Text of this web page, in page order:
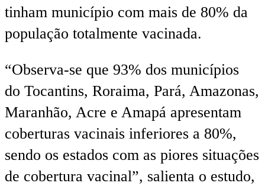
tinham município com mais de 80% da
população totalmente vacinada.
“Observa-se que 93% dos municípios
do Tocantins, Roraima, Pará, Amazonas,
Maranhão, Acre e Amapá apresentam
coberturas vacinais inferiores a 80%,
sendo os estados com as piores situações
de cobertura vacinal”, salienta o estudo,